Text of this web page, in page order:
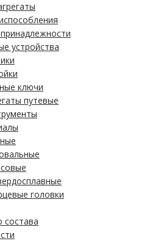
устройства
ключи
путевые
головки
состава